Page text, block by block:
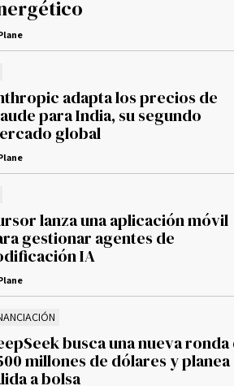
adapta los precios de
para India, su segundo
global
lanza una aplicación móvil
gestionar agentes de
IA
busca una nueva ronda
millones de dólares y planea
a bolsa